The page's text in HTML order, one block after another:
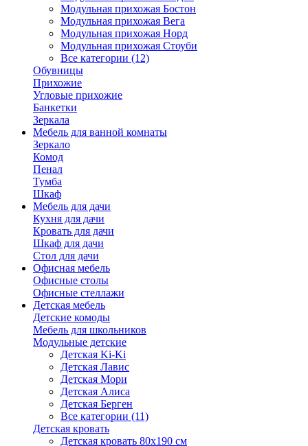
Модульная прихожая Бостон
Модульная прихожая Вега
Модульная прихожая Норд
Модульная прихожая Стоуби
Все категории (12)
Обувницы
Прихожие
Угловые прихожие
Банкетки
Зеркала
Мебель для ванной комнаты
Зеркало
Комод
Пенал
Тумба
Шкаф
Мебель для дачи
Кухня для дачи
Кровать для дачи
Шкаф для дачи
Стол для дачи
Офисная мебель
Офисные столы
Офисные стеллажи
Детская мебель
Детские комоды
Мебель для школьников
Модульные детские
Детская Ki-Ki
Детская Лавис
Детская Мори
Детская Алиса
Детская Берген
Все категории (11)
Детская кровать
Детская кровать 80х190 см